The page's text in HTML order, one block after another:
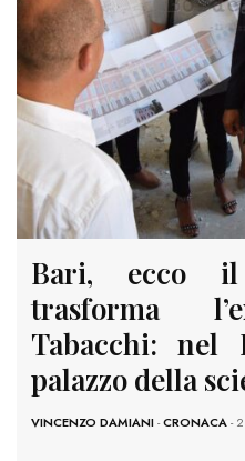
Bari, ecco
trasforma
Tabacchi: nel
palazzo della
VINCENZO DAMIANI-CRONACA-